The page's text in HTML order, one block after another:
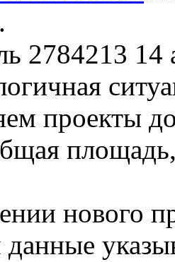
2784213 14
проекты
нового
данные